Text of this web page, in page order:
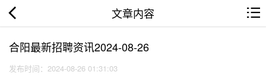
文章内容
合阳最新招聘资讯2024-08-26
发布时间：2024-08-26 01:31:03